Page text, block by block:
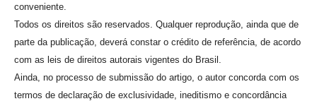
conveniente.
Todos os direitos são reservados. Qualquer reprodução, ainda que de
parte da publicação, deverá constar o crédito de referência, de acordo
com as leis de direitos autorais vigentes do Brasil.
Ainda, no processo de submissão do artigo, o autor concorda com os
termos de declaração de exclusividade, ineditismo e concordância